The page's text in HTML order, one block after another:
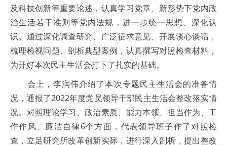
及科技创新等重要论述，认真学习党章、新形势下党内政
治生活若干准则等党内法规，进一步统一思想、深化认
识。通过深化调查研究、广泛征求意见、开展谈心谈话，
梳理检视问题、剖析典型案例，认真撰写对照检查材料，
为开好本次民主生活会打下了扎实的基础。
会上，李润伟介绍了本次专题民主生活会的准备情
况，通报了2022年度党员领导干部民主生活会整改落实情
况。对照理论学习、政治素质、能力本领、担当作为、工
作作风、廉洁自律6个方面，代表领导班子作了对照检
查，立足研究所改革创新实际，进行深入剖析，提出整改